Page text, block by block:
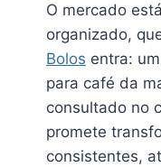
O mercado
organizado,
Bolos entra:
para café da
consultado no
promete
consistentes,